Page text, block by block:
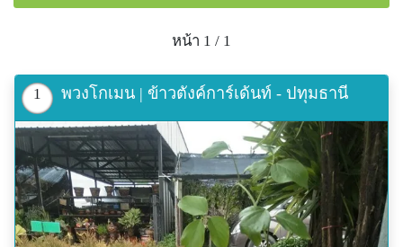
หน้า 1 / 1
1 พวงโกเมน | ข้าวตังค์การ์เด้นท์ - ปทุมธานี